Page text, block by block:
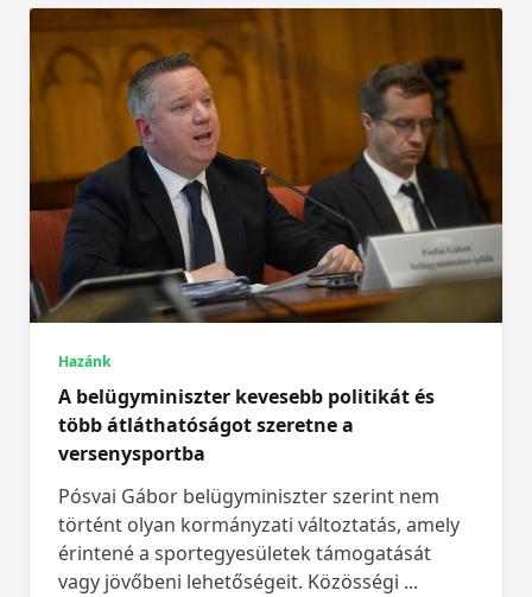
Hazánk
A belügyminiszter kevesebb politikát és
több átláthatóságot szeretne a
versenysportba
Pósvai Gábor belügyminiszter szerint nem
történt olyan kormányzati változtatás, amely
érintené a sportegyesületek támogatását
vagy jövőbeni lehetőségeit. Közösségi ...